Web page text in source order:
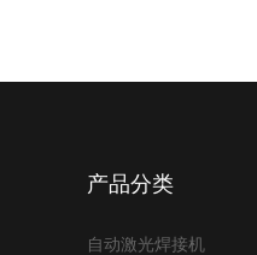
产品分类
自动激光焊接机